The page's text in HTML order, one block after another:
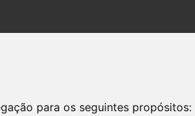
para os seguintes propósitos: